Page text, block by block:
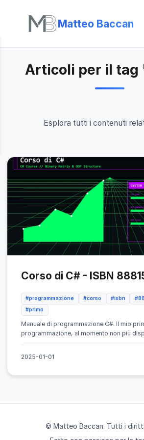
Matteo Baccan
Articoli per il tag
Esplora tutti i contenuti
Corso di C# - ISBN
#programmazione #corso #isbn
#primo
Manuale di programmazione C#. Il mio
programmazione, al momento non più
2025-01-01
© Matteo Baccan. Tutti i